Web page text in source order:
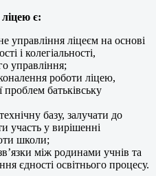
є:
управління ліцеєм на основі
і колегіальності,
управління;
роботи ліцею,
проблем батьківську
базу, залучати до
участь у вирішенні
школи;
між родинами учнів та
єдності освітнього процесу.